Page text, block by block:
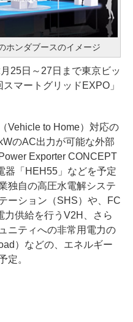
ホンダブースのイメージ
25日～27日まで東京ビッ
マートグリッドEXPO」
Vehicle to Home）対応の
のAC出力が可能な外部
Exporter CONCEPT
器「HEH55」などを予定
独自の高圧水電解システ
ーション（SHS）や、FC
力供給を行うV2H、さら
ニティへの非常用電力の
）などの、エネルギー
定。